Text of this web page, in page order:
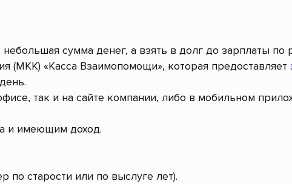
сумма денег, а взять в долг до зарплаты
(МКК) «Касса Взаимопомощи», которая предоставляет
так и на сайте компании, либо в мобильном
и имеющим доход.
по старости или по выслуге лет).